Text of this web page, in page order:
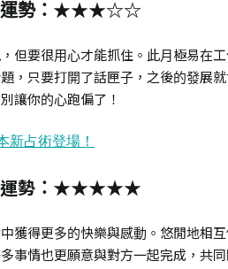
運勢：★★★☆☆
但要很用心才能抓住。此月極易在
，只要打開了話匣子，之後的發展
讓你的心跑偏了！
運勢：★★★★★
獲得更多的快樂與感動。悠閒地相
事情也更願意與對方一起完成，共